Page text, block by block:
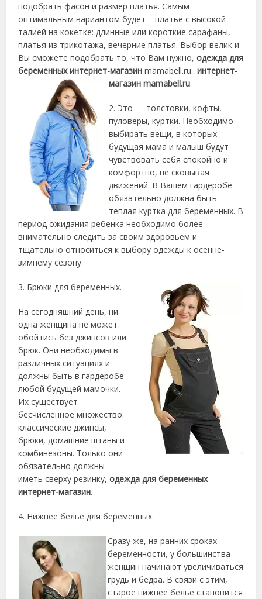
подобрать фасон и размер платья. Самым
оптимальным вариантом будет – платье с высокой
талией на кокетке: длинные или короткие сарафаны,
платья из трикотажа, вечерние платья. Выбор велик и
Вы сможете подобрать то, что Вам нужно,одежда для
беременных интернет-магазин mamabell.ru..интернет-
магазин mamabell.ru.
2. Это — толстовки, кофты,
пуловеры, куртки. Необходимо
выбирать вещи, в которых
будущая мама и малыш будут
чувствовать себя спокойно и
комфортно, не сковывая
движений. В Вашем гардеробе
обязательно должна быть
теплая куртка для беременных. В
период ожидания ребенка необходимо более
внимательно следить за своим здоровьем и
тщательно относиться к выбору одежды к осенне-
зимнему сезону.
3. Брюки для беременных.
На сегодняшний день, ни
одна женщина не может
обойтись без джинсов или
брюк. Они необходимы в
различных ситуациях и
должны быть в гардеробе
любой будущей мамочки.
Их существует
бесчисленное множество:
классические джинсы,
брюки, домашние штаны и
комбинезоны. Только они
обязательно должны
иметь сверху резинку,одежда для беременных
интернет-магазин.
4. Нижнее белье для беременных.
Сразу же, на ранних сроках
беременности, у большинства
женщин начинают увеличиваться
грудь и бедра. В связи с этим,
старое нижнее белье становится